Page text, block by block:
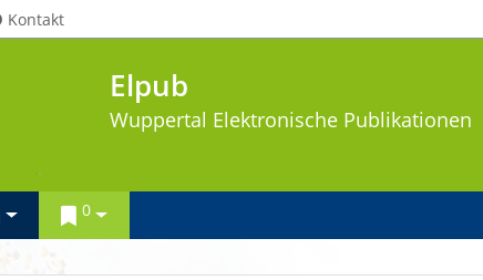
Kontakt
Elpub
Wuppertal Elektronische Publikationen
0